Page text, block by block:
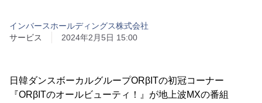
インバースホールディングス株式会社
サービス
2024年2月5日 15:00
日韓ダンスボーカルグループORβITの初冠コーナー
『ORβITのオールビューティ！』が地上波MXの番組